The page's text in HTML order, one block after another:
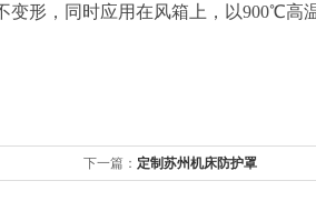
变形，同时应用在风箱上，以900℃高
下一篇： 定制苏州机床防护罩